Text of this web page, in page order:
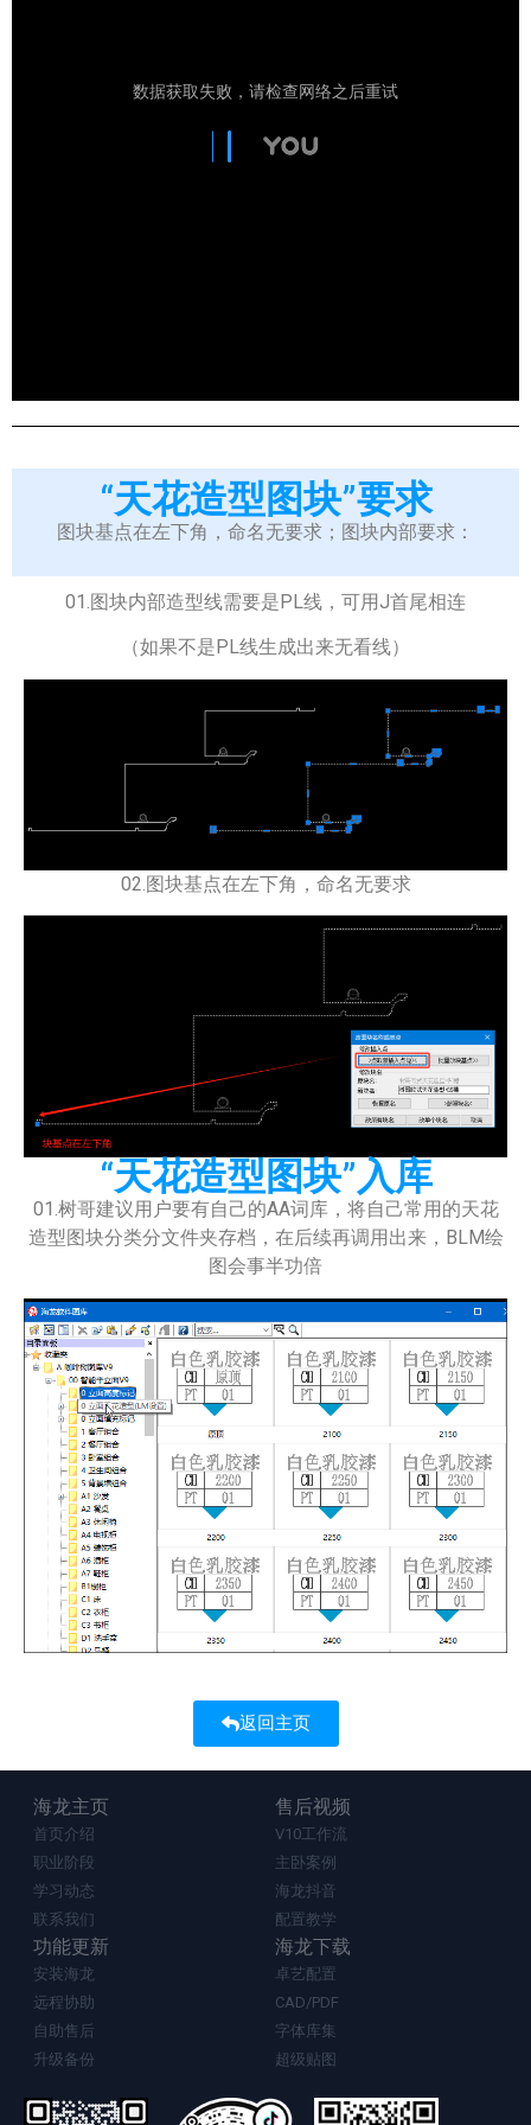
“天花造型图块”要求
图块基点在左下角，命名无要求； 图块内部要求：
01.图块内部造型线需要是PL线，可用J首尾相连
（如果不是PL线生成出来无看线）
02.图块基点在左下角，命名无要求
“天花造型图块”入库
01.树哥建议用户要有自己的AA词库，将自己常用的天花
造型图块分类分文件夹存档，在后续再调用出来，BLM绘
图会事半功倍
返回主页
海龙主页
首页介绍
职业阶段
学习动态
联系我们
售后视频
V10工作流
主卧案例
海龙抖音
配置教学
功能更新
安装海龙
远程协助
自助售后
升级备份
海龙下载
卓艺配置
CAD/PDF
字体库集
超级贴图